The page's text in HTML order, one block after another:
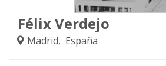
Félix Verdejo
Madrid, España